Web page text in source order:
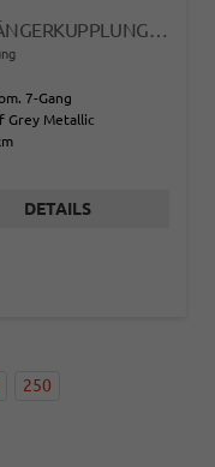
1,5 ETSI DSG LIFE LED PLUS ANHÄNGERKUPPLUNG NAVIGATION DIGITAL PRO SITZHEIZUNG BEHEIZTES LENKRAD 17 ZOLL ALU 5J GARANTIE
7-Gang
Grey Metallic
DETAILS
250